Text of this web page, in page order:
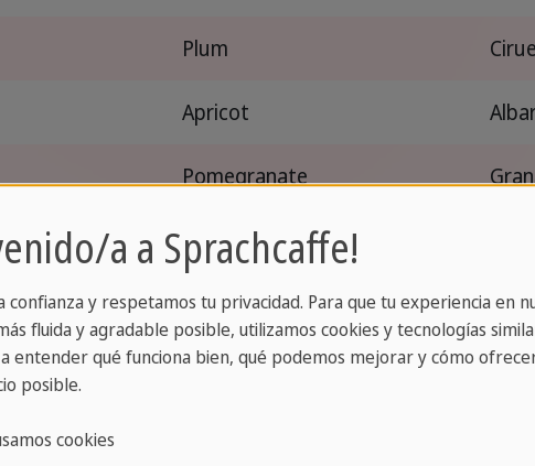
Plum
Apricot
Pomegranate
Blackberry
Fig
Starfruit
a a Sprachcaffe!
confianza y respetamos tu privacidad. Para que tu experiencia en
fluida y agradable posible, utilizamos cookies y tecnologías
a entender qué funciona bien, qué podemos mejorar y cómo
posible.
cookies